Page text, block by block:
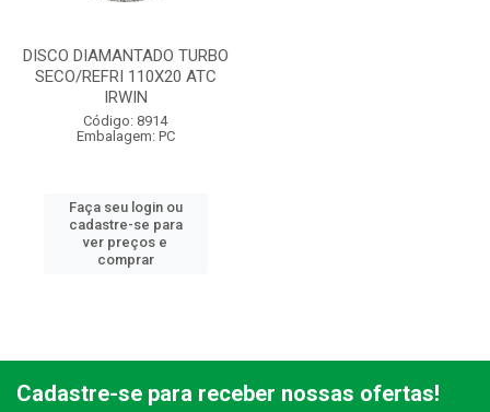
DISCO DIAMANTADO TURBO
SECO/REFRI 110X20 ATC
IRWIN
Código: 8914
Embalagem: PC
Faça seu login ou
cadastre-se para
ver preços e
comprar
Cadastre-se para receber nossas ofertas!